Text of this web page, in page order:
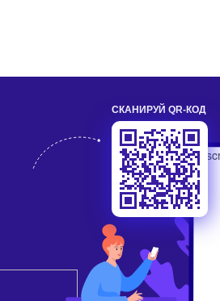
СКАНИРУЙ QR-КОД